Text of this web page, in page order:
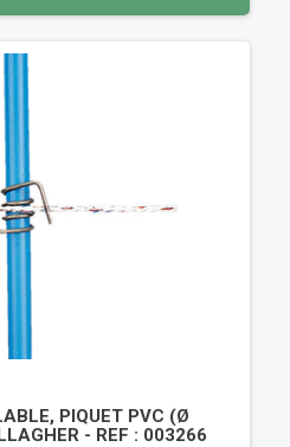
PIQUET PVC (Ø
- REF : 003266